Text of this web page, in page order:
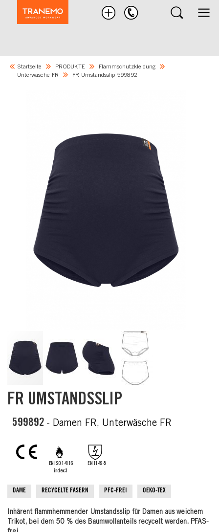
Produkten
Startseite PRODUKTE
Flammschutzkleidung
Unterwäsche FR
FR Umstandsslip 599892
Skip
to
beginning
images
gallery
FR UMSTANDSSLIP
599892 - Damen FR, Unterwäsche FR
EN ISO 14116
index 3
EN 1149-5
DAME RECYCELTE FASERN PFC-FREI OEKO-TEX
Inhärent flammhemmender Umstandsslip für Damen aus weichem
Trikot, bei dem 50 % des Baumwollanteils recycelt werden. PFAS-